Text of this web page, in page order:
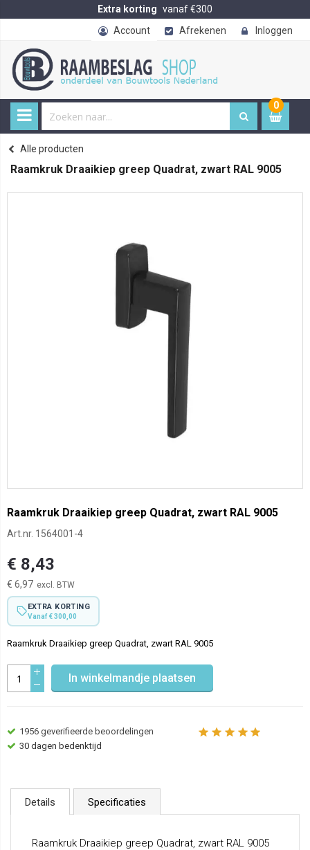
Extra korting vanaf €300
Account
Afrekenen Inloggen
0
item
Home
Alle producten
Raamkruk Draaikiep greep Quadrat, zwart RAL 9005
Raamkruk Draaikiep greep Quadrat, zwart RAL 9005
Art.nr. 1564001-4
€ 8,43
€ 6,97
EXTRA KORTING
Vanaf € 300,00
Raamkruk Draaikiep greep Quadrat, zwart RAL 9005
In winkelmandje plaatsen
1956 geverifieerde beoordelingen
30 dagen bedenktijd
Details Specificaties
Raamkruk Draaikiep greep Quadrat, zwart RAL 9005